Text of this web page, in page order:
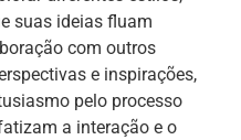
suas ideias fluam
com outros
e inspirações,
pelo processo
a interação e o